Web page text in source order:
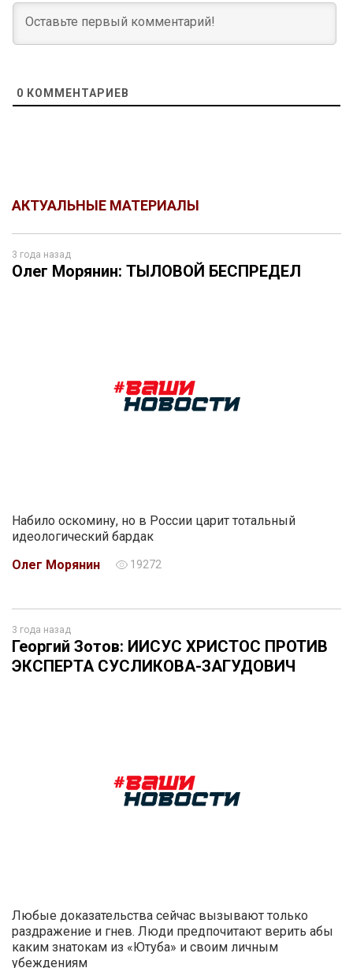
0 КОММЕНТАРИЕВ
АКТУАЛЬНЫЕ МАТЕРИАЛЫ
3 года назад
Олег Морянин: ТЫЛОВОЙ БЕСПРЕДЕЛ
Набило оскомину, но в России царит тотальный
идеологический бардак
Олег Морянин
19272
3 года назад
Георгий Зотов: ИИСУС ХРИСТОС ПРОТИВ
ЭКСПЕРТА СУСЛИКОВА-ЗАГУДОВИЧ
Любые доказательства сейчас вызывают только
раздражение и гнев. Люди предпочитают верить абы
каким знатокам из «Ютуба» и своим личным
убеждениям